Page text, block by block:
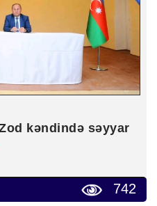
kəndində səyyar
742